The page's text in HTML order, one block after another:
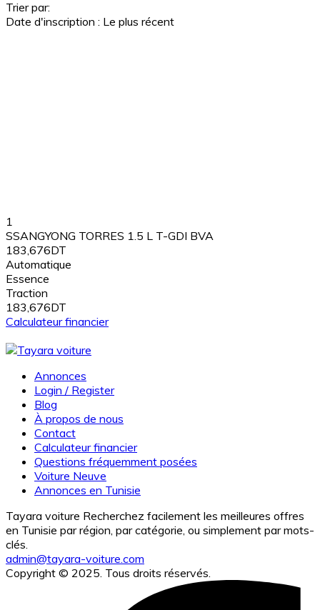
Trier par:
Date d'inscription : Le plus récent
1
SSANGYONG TORRES 1.5 L T-GDI BVA
183,676DT
Automatique
Essence
Traction
183,676DT
Calculateur financier
Annonces
Login / Register
Blog
À propos de nous
Contact
Calculateur financier
Questions fréquemment posées
Voiture Neuve
Annonces en Tunisie
Tayara voiture Recherchez facilement les meilleures offres
en Tunisie par région, par catégorie, ou simplement par mots-
clés.
admin@tayara-voiture.com
Copyright © 2025. Tous droits réservés.